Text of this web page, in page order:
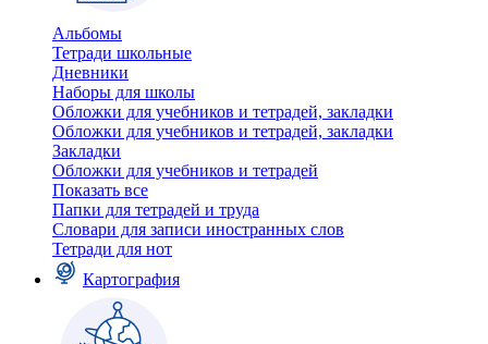
Альбомы
Тетради школьные
Дневники
Наборы для школы
Обложки для учебников и тетрадей, закладки
Обложки для учебников и тетрадей, закладки
Закладки
Обложки для учебников и тетрадей
Показать все
Папки для тетрадей и труда
Словари для записи иностранных слов
Тетради для нот
Картография